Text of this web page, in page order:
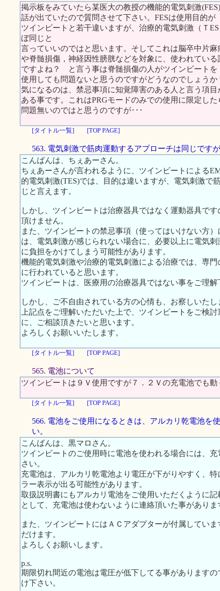
掲示板をみていたら某医大の教授の機能的電気刺激
話が出ていたので質問させて下さい。FESは使用目的が
ツインビートと若干違いますが、治療的電気刺激（Ｔ
ぼ同じと
言っていいのではと思います。そしてこれは脳卒中片麻
や脊髄損傷，神経因性膀胱などを対象に、使われている
ですよね？ と言う事は脊髄損傷の人がツインビートを
使用しても問題ないと思うのですがどうなのでしょうか
気になるのは、禁忌事項に知覚障害のある人と言う項目
ある事です。これはPRGモードのみでの使用に限定した
問題無いのではと思うのですが･･･
[タイトル一覧] [TOP PAGE]
563. 電気刺激で筋肉運動するアプローチは同じです
こんばんは、ちぇあーさん。
ちぇあーさんが言われるように、ツインビートによる
的電気刺激(TES)では、目的は違いますが、電気刺激で
じと言えます。
しかし、ツインビートは治療器具ではなく運動器具で
頂けません。
また、ツインビートの禁忌事項（使ってはいけない方
は、電気刺激が感じられない場合に、必要以上に電気
に負担をかけてしまう可能性があります。
機能的電気刺激や治療的電気刺激による治療では、専
に行われていると思います。
ツインビートは、医療用の治療器具ではない事をご理解
しかし、ご不自由されている方の心情も、お察しいた
上記点をご理解いただいた上で、ツインビートをご検
に、ご相談頂きたいと思います。
よろしくお願いいたします。
[タイトル一覧] [TOP PAGE]
565. 電池について
ツインビートは９Ｖ使用ですが７．２Ｖの充電池でも動
[タイトル一覧] [TOP PAGE]
566. 電池をご使用になるときは、アルカリ乾電池を
い。
こんばんは、黒マロさん。
ツインビートのご使用時に電池を使われる場合には、
さい。
充電池は、アルカリ乾電池より電圧が下がりやすく、
ラー表示が出る可能性があります。
取扱説明書にもアルカリ電池をご使用いただくように
として、充電池は使わないように連絡頂いた事がありま
また、ツインビートにはＡＣアダプターが付属してい
だけます。
よろしくお願いします。
p.s.
期限切れ間近の電池は電圧が低下してる事があります
け下さい。